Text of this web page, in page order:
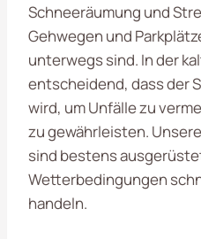
Schneeräumung und
Gehwegen und
unterwegs sind. In der
entscheidend, dass der
wird, um Unfälle zu
zu gewährleisten.
sind bestens
Wetterbedingungen
handeln.